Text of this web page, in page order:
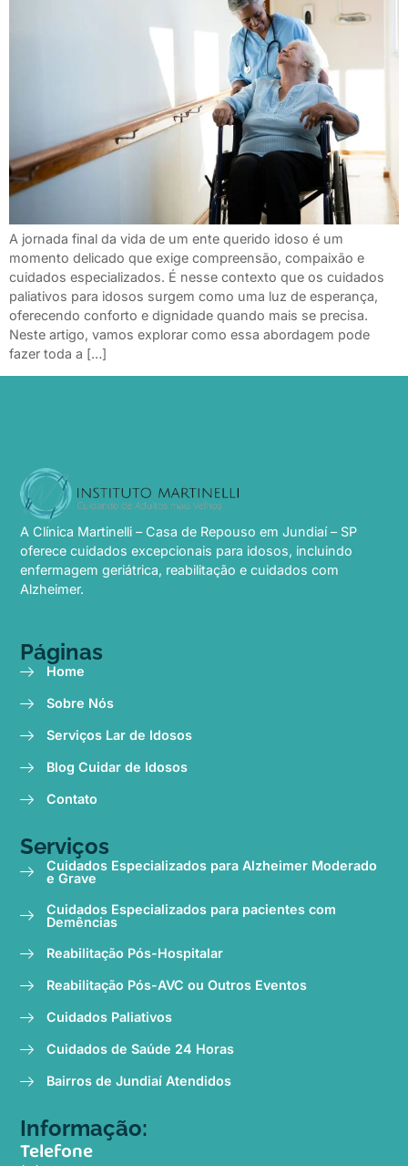
A jornada final da vida de um ente querido idoso é um
momento delicado que exige compreensão, compaixão e
cuidados especializados. É nesse contexto que os cuidados
paliativos para idosos surgem como uma luz de esperança,
oferecendo conforto e dignidade quando mais se precisa.
Neste artigo, vamos explorar como essa abordagem pode
fazer toda a […]
A Clínica Martinelli – Casa de Repouso em Jundiaí – SP
oferece cuidados excepcionais para idosos, incluindo
enfermagem geriátrica, reabilitação e cuidados com
Alzheimer.
Páginas
Home
Sobre Nós
Serviços Lar de Idosos
Blog Cuidar de Idosos
Contato
Serviços
Cuidados Especializados para Alzheimer Moderado
e Grave
Cuidados Especializados para pacientes com
Demências
Reabilitação Pós-Hospitalar
Reabilitação Pós-AVC ou Outros Eventos
Cuidados Paliativos
Cuidados de Saúde 24 Horas
Bairros de Jundiaí Atendidos
Informação:
Telefone